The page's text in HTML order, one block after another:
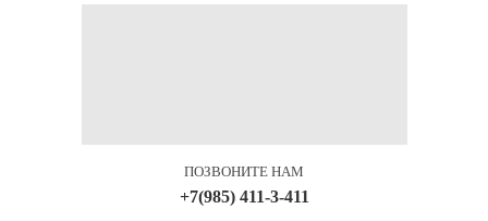
ПОЗВОНИТЕ НАМ
+7(985) 411-3-411